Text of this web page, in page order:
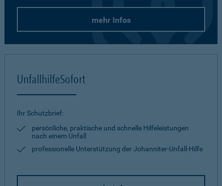
mehr Infos
UnfallhilfeSofort
Ihr Schutzbrief:
persönliche, praktische und schnelle Hilfeleistungen
nach einem Unfall
professionelle Unterstützung der Johanniter-Unfall-Hilfe